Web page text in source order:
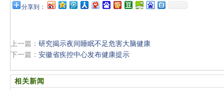
分享到：
上一篇： 研究揭示夜间睡眠不足危害大脑健康
下一篇： 安徽省疾控中心发布健康提示
相关新闻